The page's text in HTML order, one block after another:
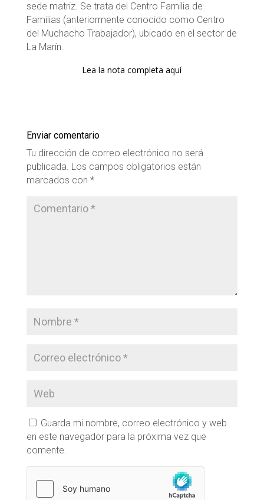
sede matriz. Se trata del Centro Familia de
Familias (anteriormente conocido como Centro
del Muchacho Trabajador), ubicado en el sector de
La Marín.
Lea la nota completa aquí
Enviar comentario
Tu dirección de correo electrónico no será
publicada. Los campos obligatorios están
marcados con *
Guarda mi nombre, correo electrónico y web
en este navegador para la próxima vez que
comente.